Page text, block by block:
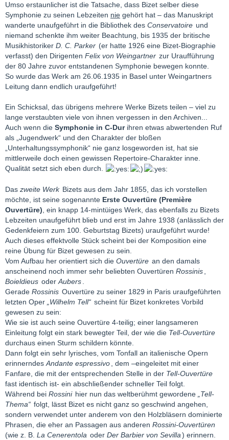
Umso erstaunlicher ist die Tatsache, dass Bizet selber diese
Symphonie zu seinen Lebzeiten nie gehört hat – das Manuskript
wanderte unaufgeführt in die Bibliothek des Conservatoire und
niemand schenkte ihm weiter Beachtung, bis 1935 der britische
Musikhistoriker D. C. Parker (er hatte 1926 eine Bizet-Biographie
verfasst) den Dirigenten Felix von Weingartner zur Uraufführung
der 80 Jahre zuvor entstandenen Symphonie bewegen konnte.
So wurde das Werk am 26.06.1935 in Basel unter Weingartners
Leitung dann endlich uraufgeführt!
Ein Schicksal, das übrigens mehrere Werke Bizets teilen – viel zu
lange verstaubten viele von ihnen vergessen in den Archiven...
Auch wenn die Symphonie in C-Durihren etwas abwertenden Ruf
als „Jugendwerk“ und den Charakter der bloßen
„Unterhaltungssymphonik“ nie ganz losgeworden ist, hat sie
mittlerweile doch einen gewissen Repertoire-Charakter inne.
Qualität setzt sich eben durch.
Das zweite Werk Bizets aus dem Jahr 1855, das ich vorstellen
möchte, ist seine sogenannte Erste Ouvertüre (Première
Ouvertüre), ein knapp 14-mintüiges Werk, das ebenfalls zu Bizets
Lebzeiten unaufgeführt blieb und erst im Jahre 1938 (anlässlich der
Gedenkfeiern zum 100. Geburtstag Bizets) uraufgeführt wurde!
Auch dieses effektvolle Stück scheint bei der Komposition eine
reine Übung für Bizet gewesen zu sein.
Vom Aufbau her orientiert sich die Ouvertüre an den damals
anscheinend noch immer sehr beliebten Ouvertüren Rossinis,
Boieldieus oderAubers.
Gerade Rossinis Ouvertüre zu seiner 1829 in Paris uraufgeführten
letzten Oper „Wilhelm Tell“ scheint für Bizet konkretes Vorbild
gewesen zu sein:
Wie sie ist auch seine Ouvertüre 4-teilig; einer langsameren
Einleitung folgt ein stark bewegter Teil, der wie die Tell-Ouvertüre
durchaus einen Sturm schildern könnte.
Dann folgt ein sehr lyrisches, vom Tonfall an italienische Opern
erinnerndesAndante espressivo, dem –eingeleitet mit einer
Fanfare, die mit der entsprechenden Stelle in der Tell-Ouvertüre
fast identisch ist- ein abschließender schneller Teil folgt.
Während bei Rossini hier nun das weltberühmt gewordene „Tell-
Thema“ folgt, lässt Bizet es nicht ganz so geschwind angehen,
sondern verwendet unter anderem von den Holzbläsern dominierte
Phrasen, die eher an Passagen aus anderen Rossini-Ouvertüren
(wie z. B. La Cenerentola oder Der Barbier von Sevilla) erinnern.